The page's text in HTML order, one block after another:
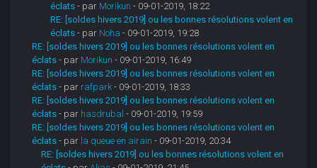
éclats - par Morikun - 09-01-2019, 18:22
RE: [soldes hivers 2019] ou les bonnes résolutions volent en
éclats - par Noha - 09-01-2019, 19:28
RE: [soldes hivers 2019] ou les bonnes résolutions volent en
éclats - par Morikun - 09-01-2019, 16:49
RE: [soldes hivers 2019] ou les bonnes résolutions volent en
éclats - par rafpark - 09-01-2019, 18:33
RE: [soldes hivers 2019] ou les bonnes résolutions volent en
éclats - par hasdrubal - 09-01-2019, 19:59
RE: [soldes hivers 2019] ou les bonnes résolutions volent en
éclats - par la queue en airain - 09-01-2019, 20:34
RE: [soldes hivers 2019] ou les bonnes résolutions volent en